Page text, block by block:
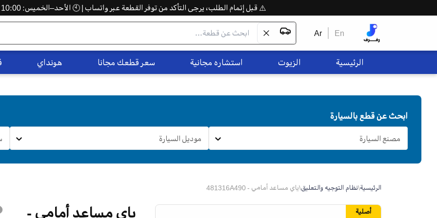
⚠️ قبل إتمام الطلب، يرجى التأكد من توفر القطعة عبر واتساب | 🕙 الأحد–الخميس: 10:00 ص – 5:00 م
En
Ar
الرئيسية الزيوت استشاره مجانية سعر قطعك مجانا هونداي
ابحث عن قطع بالسيارة
مصنع السيارة موديل السيارة
الرئيسية\نظام التوجيه والتعليق\ياي مساعد أمامي - 481316A490
ياي مساعد أمامي -
أصلية